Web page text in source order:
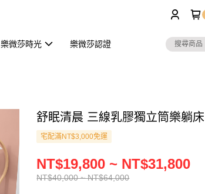
樂微莎時光 樂微莎認證
舒眠清晨 三線乳膠獨立筒樂躺床
宅配滿NT$3,000免運
NT$40,000 ~ NT$64,000
NT$19,800 ~ NT$31,800